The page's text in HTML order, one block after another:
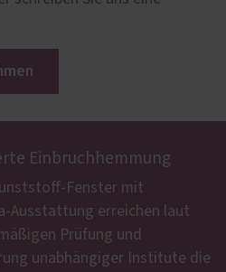
Einbruchhemmung
Fenster mit
Ausstattung erreichen laut
Prüfung und
unabhängiger Institute die